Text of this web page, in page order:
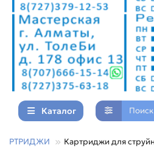
Каталог
Картриджи для